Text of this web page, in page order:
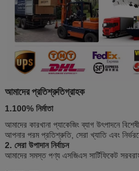
আমাদের প্রতিশ্রুতিগ্রাহক
1.100% নির্মাতা
আমাদের কারখানা প্যাকেজিং ব্যাগ উৎপাদনে
আপনার পরম প্রতিশ্রুতি, সেরা খ্যাতি এবং
2. সেরা উপাদান নির্বাচন
আমাদের সমস্ত পণ্য এসজিএস সার্টিফিকেট